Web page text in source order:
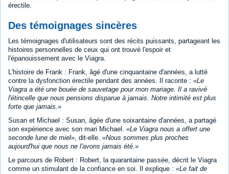
érectile.
Des témoignages sincères
Les témoignages d'utilisateurs sont des récits puissants, partageant les
histoires personnelles de ceux qui ont trouvé l'espoir et
l'épanouissement avec le Viagra.
L'histoire de Frank : Frank, âgé d'une cinquantaine d'années, a lutté
contre la dysfonction érectile pendant des années. Il raconte :
Le
Viagra a été une bouée de sauvetage pour mon mariage. Il a ravivé
l'étincelle que nous pensions disparue à jamais. Notre intimité est plus
forte que jamais.
Susan et Michael : Susan, âgée d'une soixantaine d'années, a partagé
son expérience avec son mari Michael.
Le Viagra nous a offert une
seconde lune de miel
, dit-elle.
Nous sommes plus proches
aujourd'hui que nous ne l'avons jamais été.
Le parcours de Robert : Robert, la quarantaine passée, décrit le Viagra
comme un stimulant de la confiance en soi. Il explique :
Le fait de